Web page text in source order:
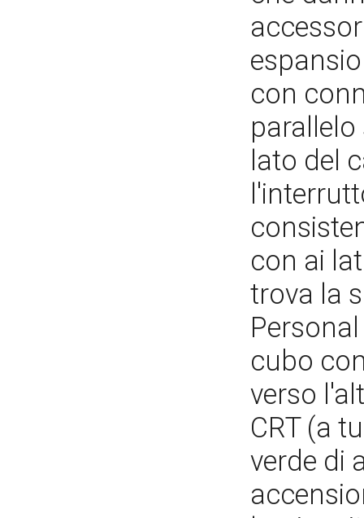
con
parallelo
lato del
con ai
trova la
cubo
verso
CRT (a
verde di